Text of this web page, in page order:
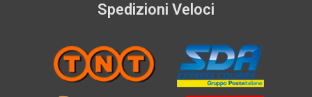
Spedizioni Veloci